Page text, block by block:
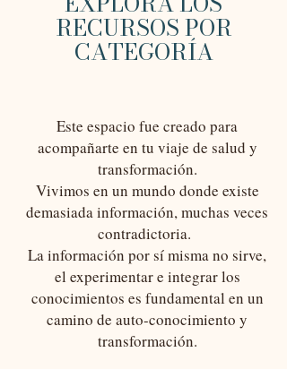
RECURSOS POR
CATEGORÍA
Este espacio fue creado para
acompañarte en tu viaje de salud y
transformación.
Vivimos en un mundo donde existe
demasiada información, muchas veces
contradictoria.
La información por sí misma no sirve,
el experimentar e integrar los
conocimientos es fundamental en un
camino de auto-conocimiento y
transformación.